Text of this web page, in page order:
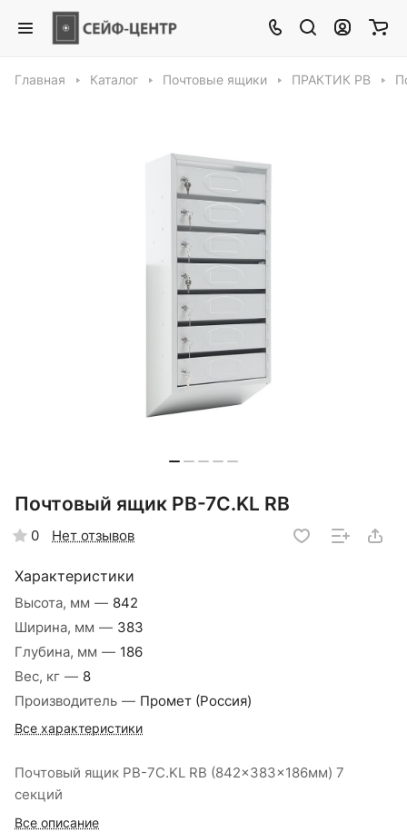
Главная Каталог Почтовые ящики ПРАКТИК PB
Почтовый ящик PB-7C.KL RВ
0 Нет отзывов
Характеристики
Высота, мм — 842
Ширина, мм — 383
Глубина, мм — 186
Вес, кг — 8
Производитель — Промет (Россия)
Все характеристики
Почтовый ящик PB-7C.KL RВ (842x383x186мм) 7
секций
Все описание